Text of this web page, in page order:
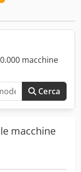
macchine
Cerca
macchine